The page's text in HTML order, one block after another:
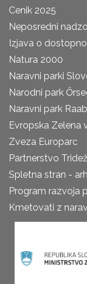
Cenik 2025
Neposredni
Izjava o
Natura 2000
Naravni parki
Narodni park
Naravni park Raab
Evropska Zelena
Zveza Europarc
Partnerstvo
Spletna stran -
Program razvoja
Kmetovati z